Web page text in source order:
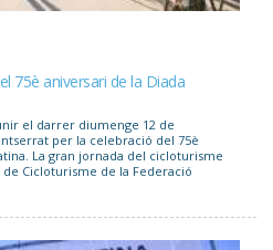
75è aniversari de la Diada
el darrer diumenge 12 de
per la celebració del 75è
La gran jornada del cicloturisme
Cicloturisme de la Federació